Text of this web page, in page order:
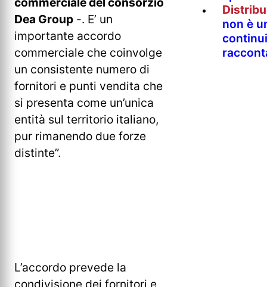
Dea Group -. E’ un
importante accordo
commerciale che coinvolge
un consistente numero di
fornitori e punti vendita che
si presenta come un’unica
entità sul territorio italiano,
pur rimanendo due forze
distinte”.
L’accordo prevede la
non è